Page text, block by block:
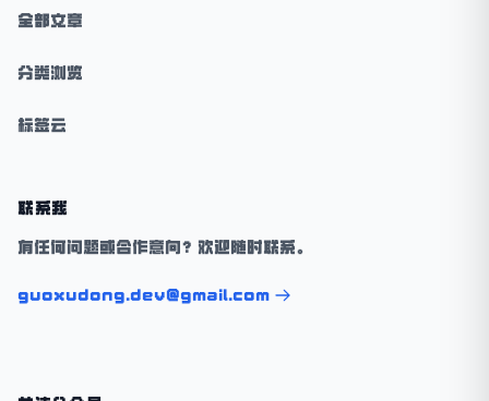
全部文章
分类浏览
标签云
联系我
有任何问题或合作意向？欢迎随时联系。
guoxudong.dev@gmail.com